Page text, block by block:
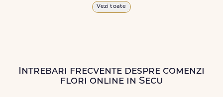
Livrăm buchete de florichiar și în weekend, pentru ca tu
să poți adresa un gest frumos atunci când ai nevoie.
Vezi toate
Intrebari frecvente despre comenzi
flori online in Secu